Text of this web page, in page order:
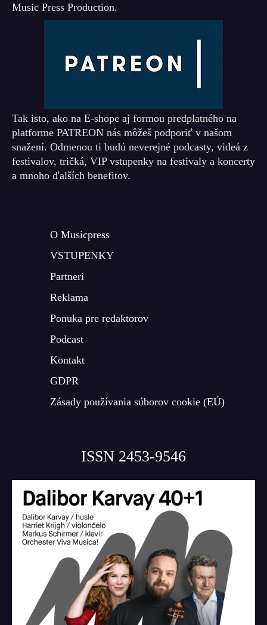
Music Press Production.
Tak isto, ako na E-shope aj formou predplatného na
platforme PATREON nás môžeš podporiť v našom
snažení. Odmenou ti budú neverejné podcasty, videá z
festivalov, tričká, VIP vstupenky na festivaly a koncerty
a mnoho ďalších benefitov.
O Musicpress
VSTUPENKY
Partneri
Reklama
Ponuka pre redaktorov
Podcast
Kontakt
GDPR
Zásady používania súborov cookie (EÚ)
ISSN 2453-9546